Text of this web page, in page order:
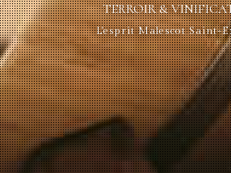
TERROIR &
L'esprit Malescot Saint-